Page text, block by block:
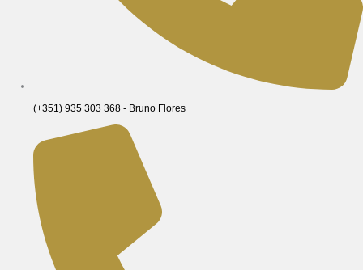
(+351) 935 303 368 - Bruno Flores